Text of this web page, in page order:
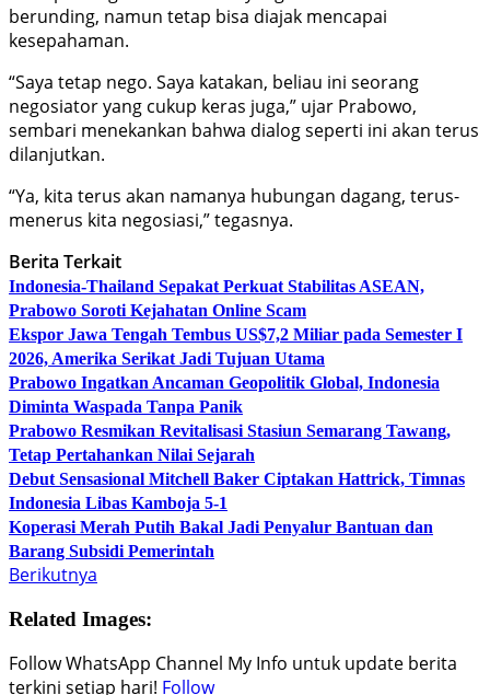
berunding, namun tetap bisa diajak mencapai
kesepahaman.
“Saya tetap nego. Saya katakan, beliau ini seorang
negosiator yang cukup keras juga,” ujar Prabowo,
sembari menekankan bahwa dialog seperti ini akan terus
dilanjutkan.
“Ya, kita terus akan namanya hubungan dagang, terus-
menerus kita negosiasi,” tegasnya.
Berita Terkait
Indonesia-Thailand Sepakat Perkuat Stabilitas ASEAN,
Prabowo Soroti Kejahatan Online Scam
Ekspor Jawa Tengah Tembus US$7,2 Miliar pada Semester I
2026, Amerika Serikat Jadi Tujuan Utama
Prabowo Ingatkan Ancaman Geopolitik Global, Indonesia
Diminta Waspada Tanpa Panik
Prabowo Resmikan Revitalisasi Stasiun Semarang Tawang,
Tetap Pertahankan Nilai Sejarah
Debut Sensasional Mitchell Baker Ciptakan Hattrick, Timnas
Indonesia Libas Kamboja 5-1
Koperasi Merah Putih Bakal Jadi Penyalur Bantuan dan
Barang Subsidi Pemerintah
Berikutnya
Related Images:
Follow WhatsApp Channel My Info untuk update berita
terkini setiap hari! Follow